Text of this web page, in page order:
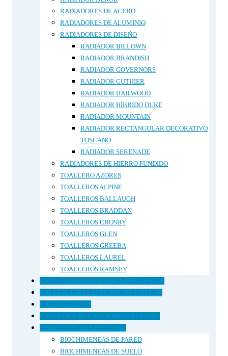
RADIADORES DE ACERO
RADIADORES DE ALUMINIO
RADIADORES DE DISEÑO
RADIADOR BILLOWN
RADIADOR BRANDISH
RADIADOR GOVERNORS
RADIADOR GUTHIER
RADIADOR HAILWOOD
RADIADOR HÍBRIDO DUKE
RADIADOR MOUNTAIN
RADIADOR RECTANGULAR DECORATIVO
TOSCANO
RADIADOR SERENADE
RADIADORES DE HIERRO FUNDIDO
TOALLERO AZORES
TOALLEROS ALPINE
TOALLEROS BALLAUGH
TOALLEROS BRADDAN
TOALLEROS CROSBY
TOALLEROS GLEN
TOALLEROS GREEBA
TOALLEROS LAUREL
TOALLEROS RAMSEY
CALEFACCIÓN ELÉCTRICA INFRARROJA
CALEFACTORES ELÉCTRICOS STELLAR
CALENTADORES
CALENTADORES AGUA INSTANTÁNEOS
CHIMENEAS DE BIOETANOL
BIOCHIMENEAS DE PARED
BIOCHIMENEAS DE SUELO